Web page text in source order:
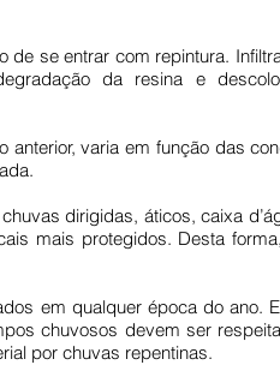
se entrar com repintura.
da resina e
varia em função das
dirigidas, áticos, caixa
mais protegidos. Desta
em qualquer época do ano.
chuvosos devem ser
por chuvas repentinas.